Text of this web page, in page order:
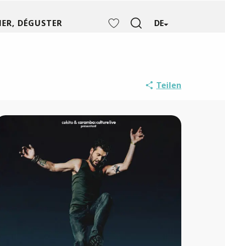
DE
DÉGUSTER
Teilen